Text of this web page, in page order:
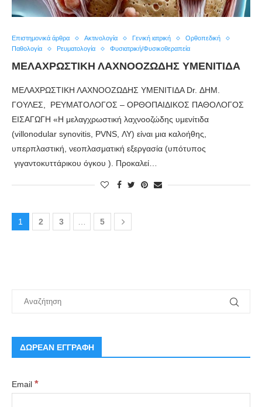
Επιστημονικά άρθρα Ακτινολογία Γενική ιατρική
Ορθοπεδική
Παθολογία
Ρευματολογία Φυσιατρική/Φυσικοθεραπεία
ΜΕΛΑΧΡΩΣΤΙΚΗ ΛΑΧΝΟΟΖΩΔΗΣ ΥΜΕΝΙΤΙΔΑ
ΜΕΛΑΧΡΩΣΤΙΚΗ ΛΑΧΝΟΟΖΩΔΗΣ ΥΜΕΝΙΤΙΔΑ Dr. ΔΗΜ.
ΓΟΥΛΕΣ, ΡΕΥΜΑΤΟΛΟΓΟΣ – ΟΡΘΟΠΑΙΔΙΚΟΣ ΠΑΘΟΛΟΓΟΣ
ΕΙΣΑΓΩΓΗ «Η μελαγχρωστική λαχνοοζώδης υμενίτιδα
(villonodular synovitis, PVNS, ΛΥ) είναι μια καλοήθης,
υπερπλαστική, νεοπλασματική εξεργασία (υπότυπος
γιγαντοκυττάρικου όγκου ). Προκαλεί…
1 2 3 … 5
ΔΩΡΕΑΝ ΕΓΓΡΑΦΗ
Email *